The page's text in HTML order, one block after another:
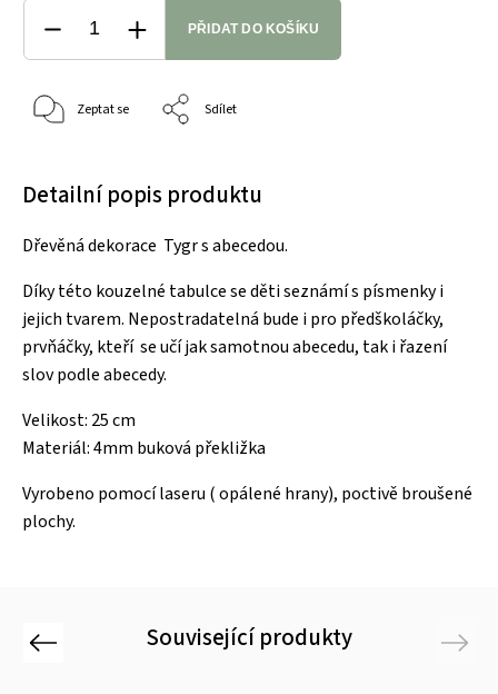
PŘIDAT DO KOŠÍKU
Zeptat se Sdílet
Detailní popis produktu
Dřevěná dekorace Tygr s abecedou.
Díky této kouzelné tabulce se děti seznámí s písmenky i
jejich tvarem. Nepostradatelná bude i pro předškoláčky,
prvňáčky, kteří se učí jak samotnou abecedu, tak i řazení
slov podle abecedy.
Velikost: 25 cm
Materiál: 4mm buková překližka
Vyrobeno pomocí laseru ( opálené hrany), poctivě broušené
plochy.
Související produkty
Previous Next